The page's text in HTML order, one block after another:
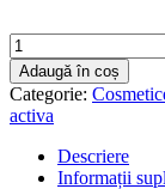
Cantitate
Multi
Wash
Universal
2Kg
Adaugă în coș
Categorie:
activa
Descriere
Informații